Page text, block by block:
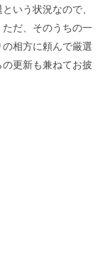
いう状況なので、
だ、そのうちの一
相方に頼んで厳選
更新も兼ねてお披